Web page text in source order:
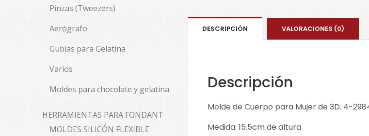
DESCRIPCIÓN VALORACIONES (0)
Descripción
Molde de Cuerpo para Mujer de 3D. 4-
Medida: 15.5cm de altura
Pinzas (Tweezers)
Aerógrafo
Gubias para Gelatina
Varios
Moldes para chocolate y gelatina
HERRAMIENTAS PARA FONDANT
MOLDES SILICÓN FLEXIBLE